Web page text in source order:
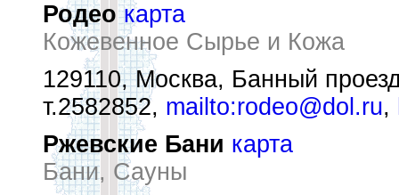
Родео карта
Кожевенное Сырье и Кожа
129110, Москва, Банный
т.2582852, mailto:rodeo@dol.ru,
Ржевские Бани карта
Бани, Сауны